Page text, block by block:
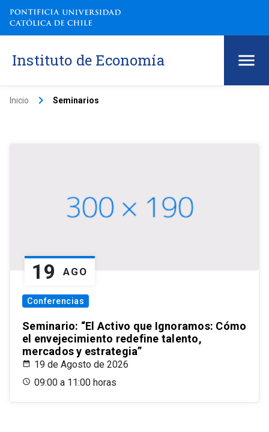
Instituto de Economía
Inicio keyboard_arrow_right Seminarios
19 AGO
Conferencias
Seminario: “El Activo que Ignoramos: Cómo
el envejecimiento redefine talento,
mercados y estrategia”
19 de Agosto de 2026
09:00 a 11:00 horas